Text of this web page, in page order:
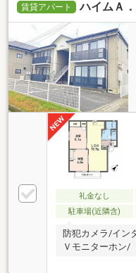
賃貸アパート ハイムＡ
礼金なし
駐車場(近隣含)
防犯カメラ/イン
Ｖモニターホン/